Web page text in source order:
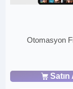
Otomasyon
Satın